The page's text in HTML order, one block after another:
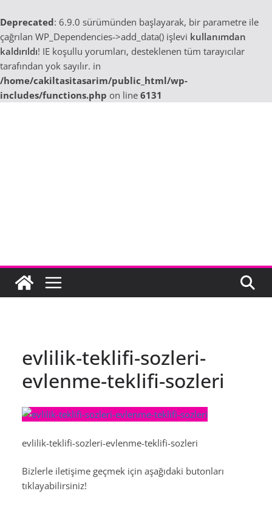
Deprecated: 6.9.0 sürümünden başlayarak, bir parametre ile
çağrılan WP_Dependencies->add_data() işlevi kullanımdan
kaldırıldı! IE koşullu yorumları, desteklenen tüm tarayıcılar
tarafından yok sayılır. in
/home/cakiltasitasarim/public_html/wp-
includes/functions.php on line 6131
evlilik-teklifi-sozleri-
evlenme-teklifi-sozleri
evlilik-teklifi-sozleri-evlenme-teklifi-sozleri
Bizlerle iletişime geçmek için aşağıdaki butonları
tıklayabilirsiniz!